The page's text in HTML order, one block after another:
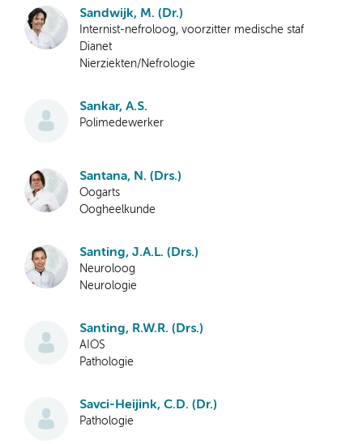
Sandwijk, M. (Dr.)
Internist-nefroloog, voorzitter medische staf
Dianet
Nierziekten/Nefrologie
Sankar, A.S.
Polimedewerker
Santana, N. (Drs.)
Oogarts
Oogheelkunde
Santing, J.A.L. (Drs.)
Neuroloog
Neurologie
Santing, R.W.R. (Drs.)
AIOS
Pathologie
Savci-Heijink, C.D. (Dr.)
Pathologie